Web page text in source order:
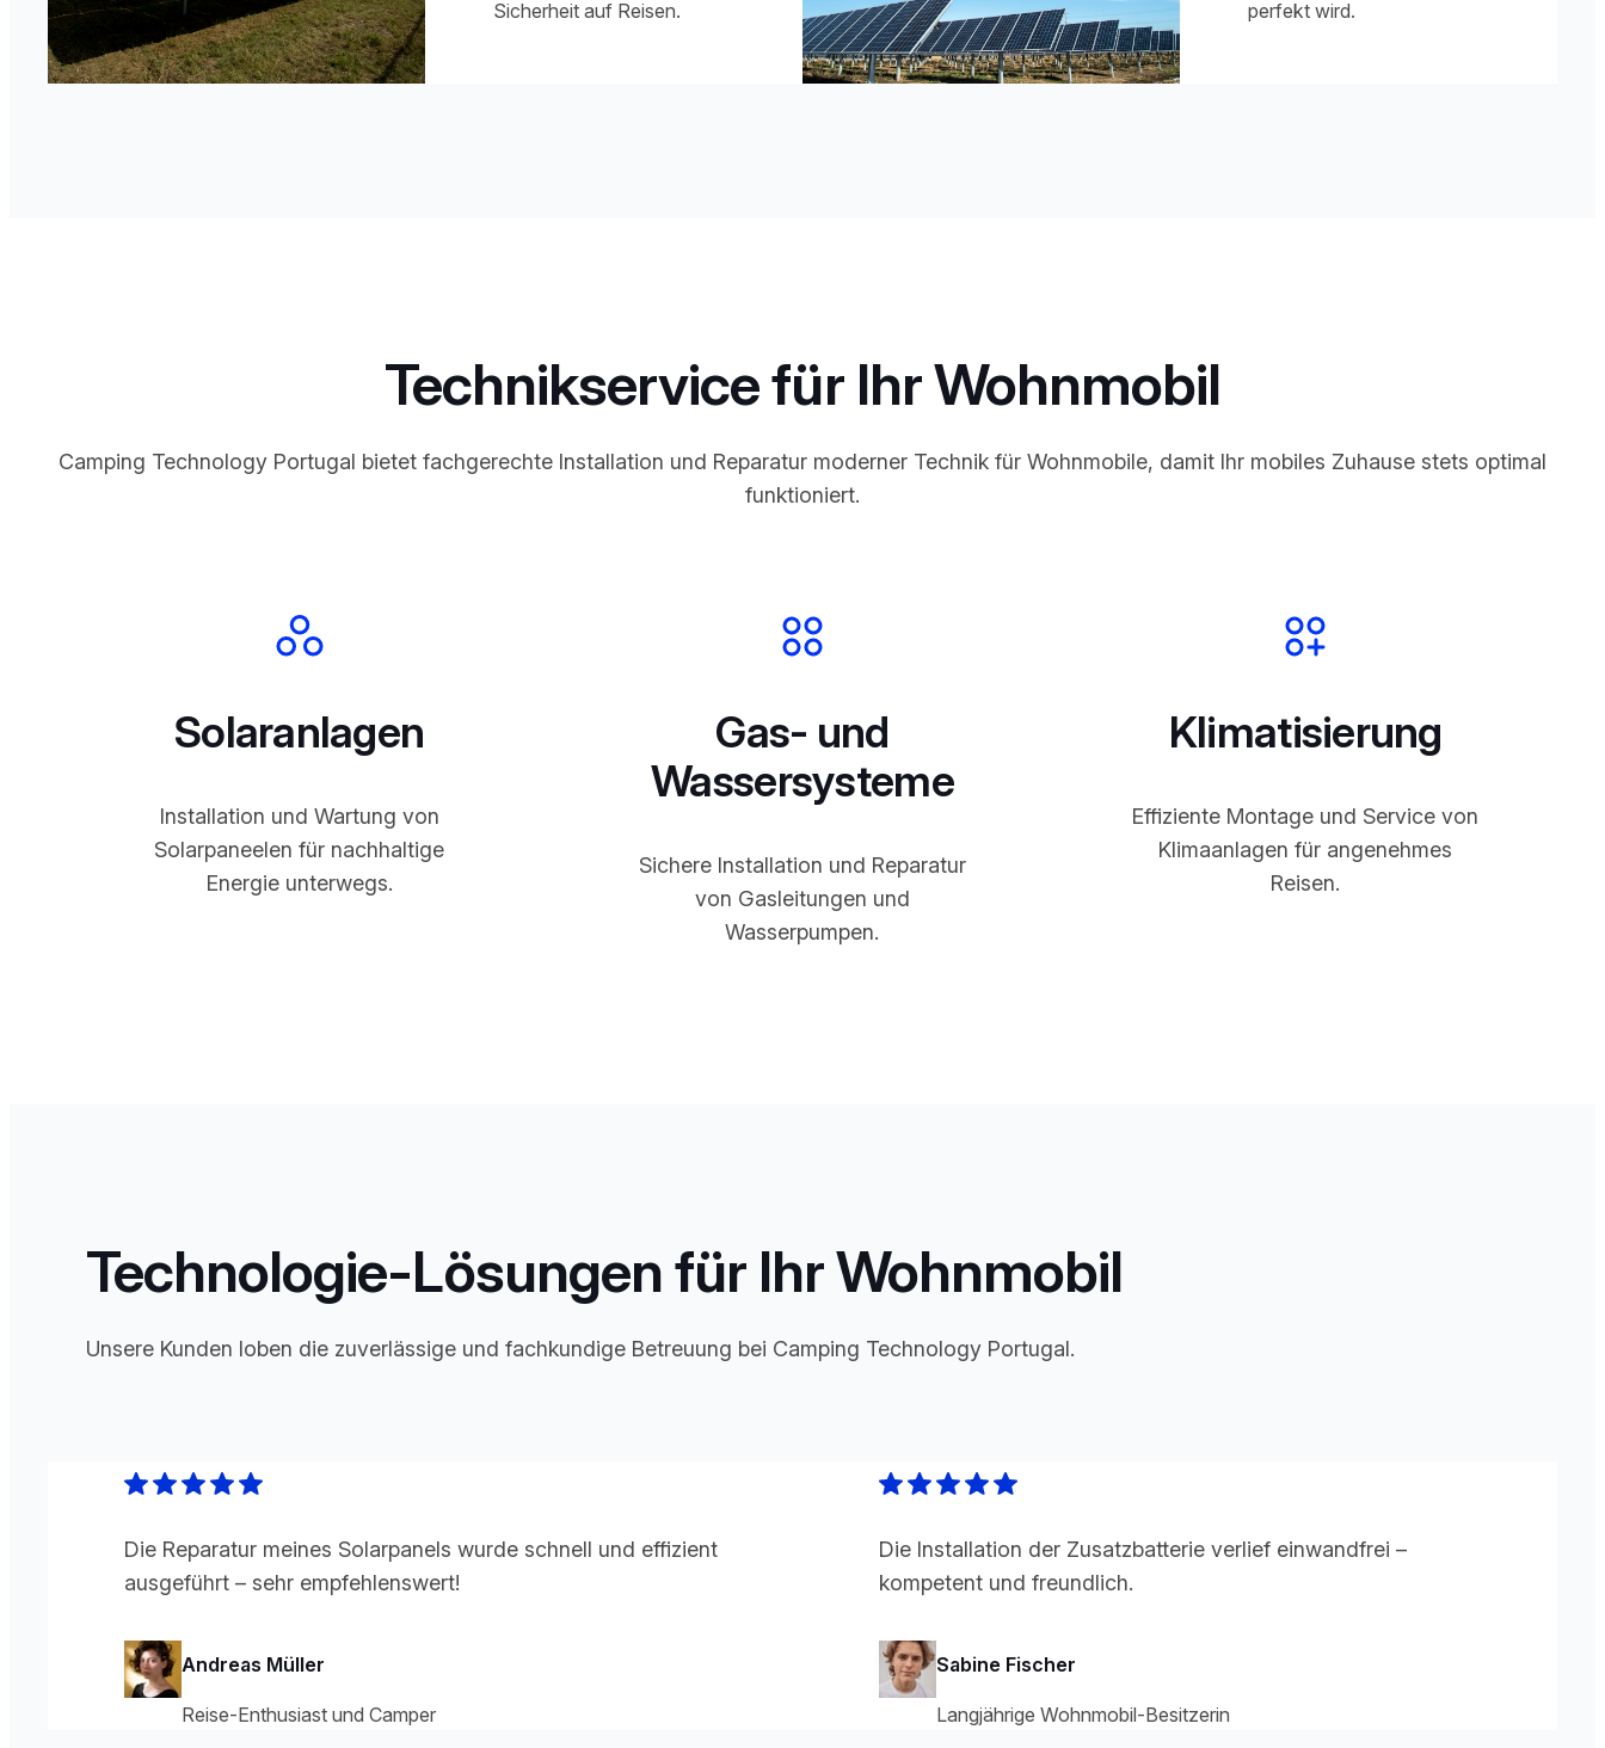
Sicherheit auf Reisen.
perfekt wird.
Technikservice für Ihr Wohnmobil
Camping Technology Portugal bietet fachgerechte Installation und Reparatur moderner Technik für Wohnmobile, damit Ihr mobiles Zuhause stets optimal
funktioniert.
Solaranlagen
Installation und Wartung von
Solarpaneelen für nachhaltige
Energie unterwegs.
Gas- und
Wassersysteme
Sichere Installation und Reparatur
von Gasleitungen und
Wasserpumpen.
Klimatisierung
Effiziente Montage und Service von
Klimaanlagen für angenehmes
Reisen.
Technologie-Lösungen für Ihr Wohnmobil
Unsere Kunden loben die zuverlässige und fachkundige Betreuung bei Camping Technology Portugal.
Die Reparatur meines Solarpanels wurde schnell und effizient
ausgeführt – sehr empfehlenswert!
Andreas Müller
Reise-Enthusiast und Camper
Die Installation der Zusatzbatterie verlief einwandfrei –
kompetent und freundlich.
Sabine Fischer
Langjährige Wohnmobil-Besitzerin